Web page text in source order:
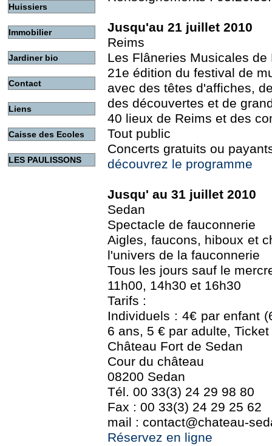
Huissiers
Immobilier
Jardiner bio
Contact
Liens
Caisse des Ecoles
LES PAULISSONS
Jusqu'au 21 juillet 2010
Reims
Les Flâneries Musicales de
21e édition du festival de
avec des têtes d'affiches,
des découvertes et de
40 lieux de Reims et des
Tout public
Concerts gratuits ou
découvrez le programme
Jusqu' au 31 juillet 2010
Sedan
Spectacle de fauconnerie
Aigles, faucons, hiboux et
l'univers de la fauconnerie
Tous les jours sauf le
11h00, 14h30 et 16h30
Tarifs :
Individuels : 4€ par enfant
6 ans, 5 € par adulte,
Château Fort de Sedan
Cour du château
08200 Sedan
Tél. 00 33(3) 24 29 98 80
Fax : 00 33(3) 24 29 25 62
mail : contact@chateau-
Réservez en ligne